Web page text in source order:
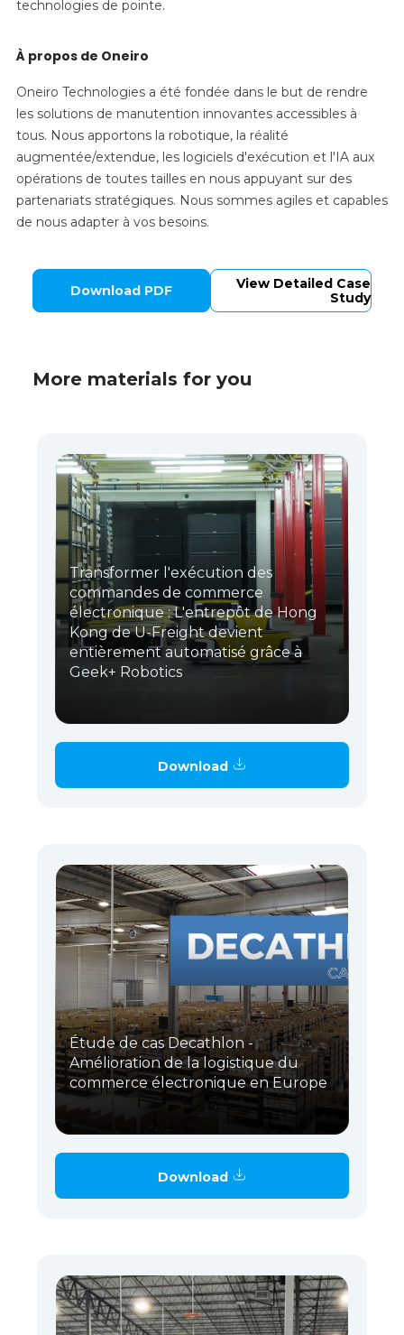
technologies de pointe.
À propos de Oneiro
Oneiro Technologies a été fondée dans le but de rendre
les solutions de manutention innovantes accessibles à
tous. Nous apportons la robotique, la réalité
augmentée/extendue, les logiciels d'exécution et l'IA aux
opérations de toutes tailles en nous appuyant sur des
partenariats stratégiques. Nous sommes agiles et capables
de nous adapter à vos besoins.
Download PDF
View Detailed Case
Study
More materials for you
Transformer l'exécution des
commandes de commerce
électronique : L'entrepôt de Hong
Kong de U-Freight devient
entièrement automatisé grâce à
Geek+ Robotics
Download
Étude de cas Decathlon -
Amélioration de la logistique du
commerce électronique en Europe
Download